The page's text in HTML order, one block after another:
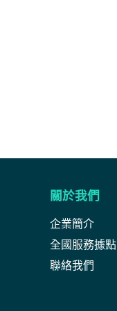
關於我們
企業簡介
全國服務據點
聯絡我們